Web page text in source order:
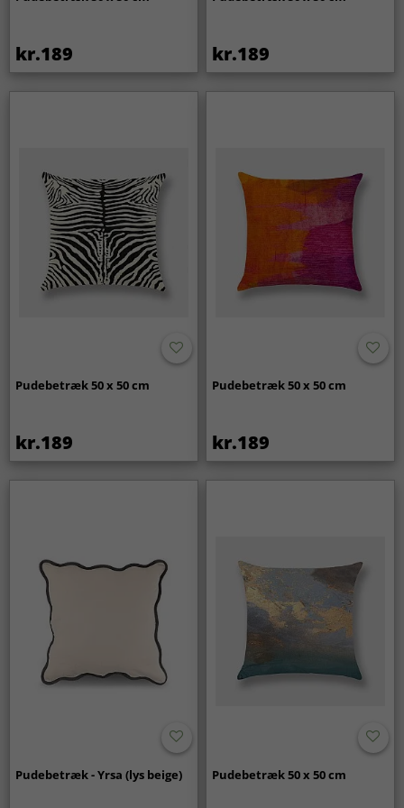
kr.189 kr.189
Pudebetræk 50 x 50 cm
kr.189
Pudebetræk 50 x 50 cm
kr.189
Pudebetræk - Yrsa (lys beige) Pudebetræk 50 x 50 cm